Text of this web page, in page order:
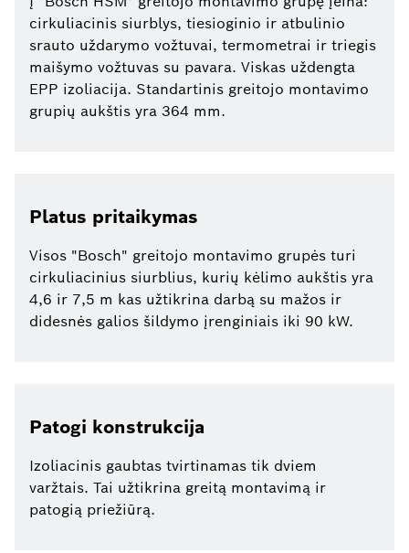
cirkuliacinis siurblys, tiesioginio ir atbulinio
srauto uždarymo vožtuvai, termometrai ir triegis
maišymo vožtuvas su pavara. Viskas uždengta
EPP izoliacija. Standartinis greitojo montavimo
grupių aukštis yra 364 mm.
Platus pritaikymas
Visos "Bosch" greitojo montavimo grupės turi
cirkuliacinius siurblius, kurių kėlimo aukštis yra
4,6 ir 7,5 m kas užtikrina darbą su mažos ir
didesnės galios šildymo įrenginiais iki 90 kW.
Patogi konstrukcija
Izoliacinis gaubtas tvirtinamas tik dviem
varžtais. Tai užtikrina greitą montavimą ir
patogią priežiūrą.